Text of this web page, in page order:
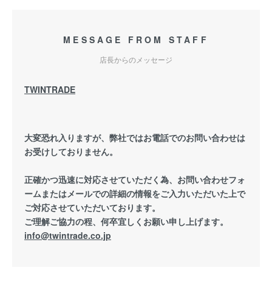
MESSAGE FROM STAFF
店長からのメッセージ
TWINTRADE
大変恐れ入りますが、弊社ではお電話でのお問い合わせは
お受けしておりません。
正確かつ迅速に対応させていただく為、お問い合わせフォ
ームまたはメールでの詳細の情報をご入力いただいた上で
ご対応させていただいております。
ご理解ご協力の程、何卒宜しくお願い申し上げます。
info@twintrade.co.jp